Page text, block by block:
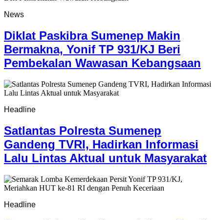
News
Diklat Paskibra Sumenep Makin
Bermakna, Yonif TP 931/KJ Beri
Pembekalan Wawasan Kebangsaan
Headline
Satlantas Polresta Sumenep
Gandeng TVRI, Hadirkan Informasi
Lalu Lintas Aktual untuk Masyarakat
Headline